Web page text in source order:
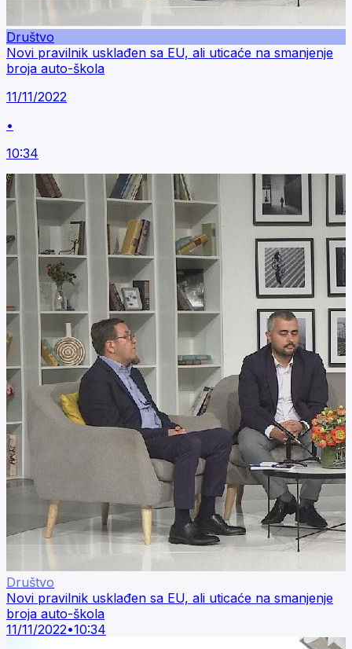
Društvo
Novi pravilnik usklađen sa EU, ali uticaće na smanjenje
broja auto-škola
11/11/2022
•
10:34
Društvo
Novi pravilnik usklađen sa EU, ali uticaće na smanjenje
broja auto-škola
11/11/2022•10:34